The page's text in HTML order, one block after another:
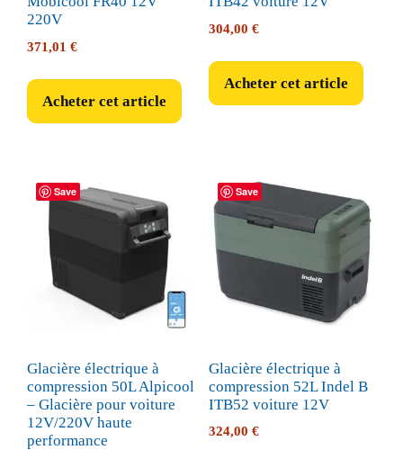
220V
371,01 €
Acheter cet article
304,00 €
Acheter cet article
Save
Glacière électrique à
compression 50L Alpicool
– Glacière pour voiture
12V/220V haute
performance
Save
Glacière électrique à
compression 52L Indel B
ITB52 voiture 12V
324,00 €